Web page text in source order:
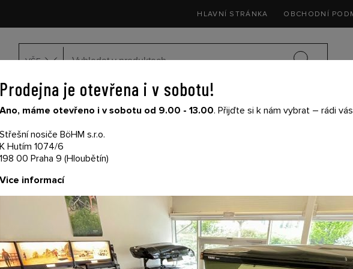
HLAVNÍ STRÁNKA OBCHODNÍ
VŠE
NOSIČE NA KOLA DĚTSKÉ KOČÁRKY
SEDAČKY DO
THULE
RESTBAG
Cena s DPH:
Prodejna je otevřena i v sobotu!
Ano, máme otevřeno i v sobotu od 9.00 - 13.00. Přijďte si k nám vybrat – rádi
Střešní nosiče BöHM s.r.o.
K Hutím 1074/6
198 00 Praha 9 (Hloubětín)
Vice informací